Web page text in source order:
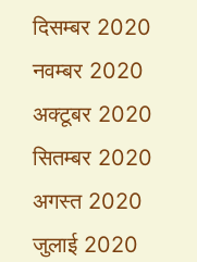
दिसम्बर 2020
नवम्बर 2020
अक्टूबर 2020
सितम्बर 2020
अगस्त 2020
जुलाई 2020